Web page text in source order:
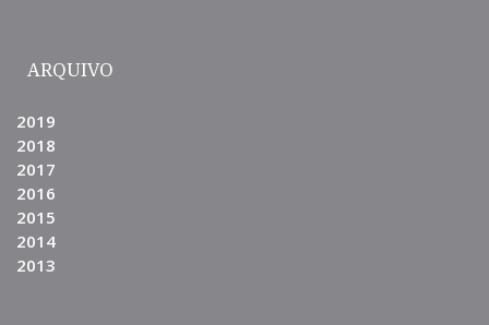
ARQUIVO
2019
2018
2017
2016
2015
2014
2013